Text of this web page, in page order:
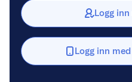
Logg
Logg inn